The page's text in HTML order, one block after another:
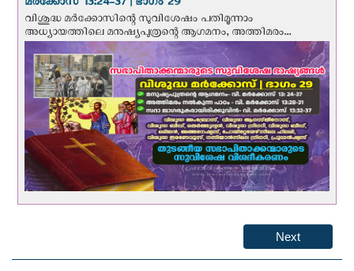
മര്‍ക്കോസ് 13:24-37 | ഭാഗം 29
വിശുദ്ധ മര്‍ക്കോസിന്റെ സുവിശേഷം പതിമൂന്നാം
അധ്യായത്തിലെ മനുഷ്യപുത്രന്റെ ആഗമനം, അത്തിമരം...
Next